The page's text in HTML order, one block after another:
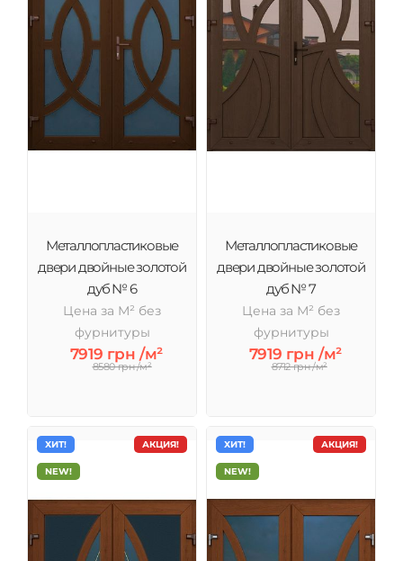
Металлопластиковые
двери двойные золотой
дуб № 6
Цена за М² без
фурнитуры
7919 грн /м²
8580 грн /м²
Металлопластиковые
двери двойные золотой
дуб № 7
Цена за М² без
фурнитуры
7919 грн /м²
8712 грн /м²
АКЦИЯ!
ХИТ!
NEW!
АКЦИЯ!
ХИТ!
NEW!